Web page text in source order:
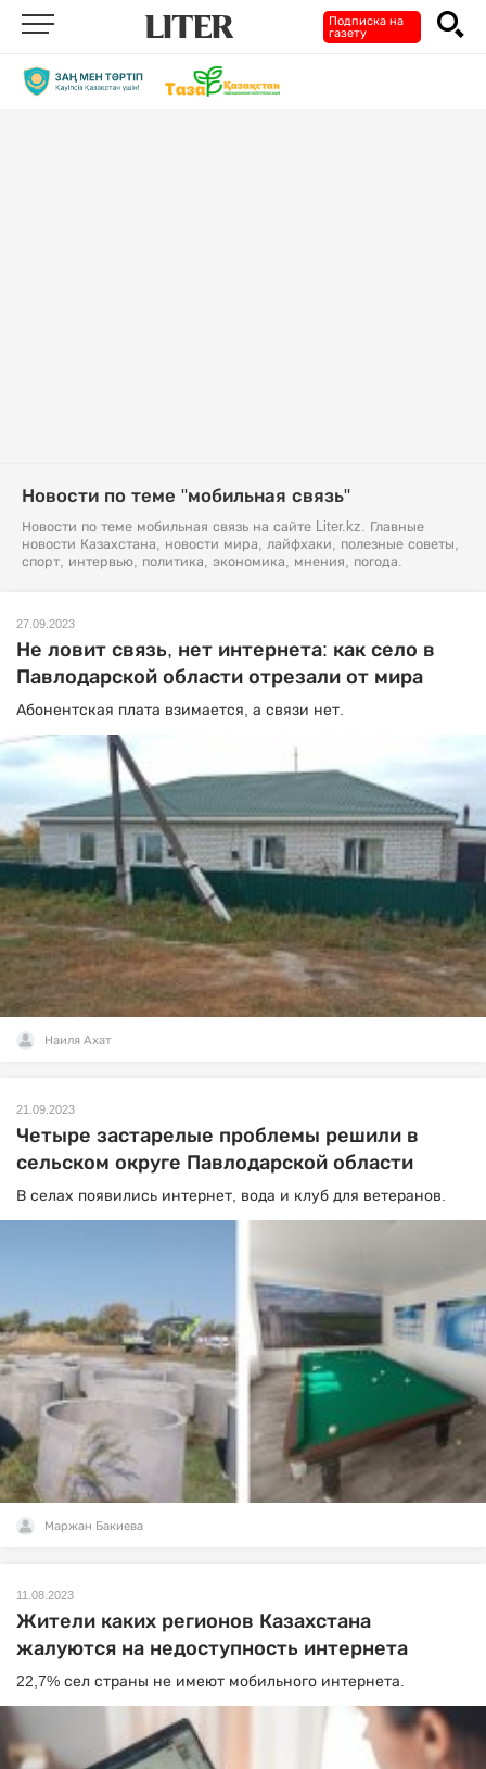
Подписка на
газету
Новости по теме "мобильная связь"
Новости по теме мобильная связь на сайте Liter.kz. Главные
новости Казахстана, новости мира, лайфхаки, полезные советы,
спорт, интервью, политика, экономика, мнения, погода.
27.09.2023
Не ловит связь, нет интернета: как село в
Павлодарской области отрезали от мира
Абонентская плата взимается, а связи нет.
Наиля Ахат
21.09.2023
Четыре застарелые проблемы решили в
сельском округе Павлодарской области
В селах появились интернет, вода и клуб для ветеранов.
Маржан Бакиева
11.08.2023
Жители каких регионов Казахстана
жалуются на недоступность интернета
22,7% сел страны не имеют мобильного интернета.